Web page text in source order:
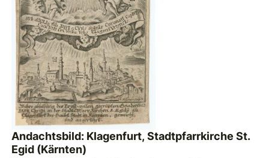
Andachtsbild: Klagenfurt, Stadtpfarrkirche St.
Egid (Kärnten)